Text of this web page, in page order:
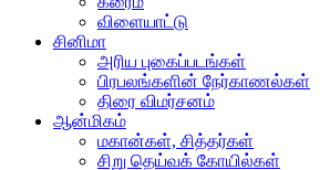
விளையாட்டு
சினிமா
அரிய புகைப்படங்கள்
பிரபலங்களின் நேர்காணல்கள்
திரை விமர்சனம்
ஆன்மிகம்
மகான்கள், சித்தர்கள்
சிறு தெய்வக் கோயில்கள்